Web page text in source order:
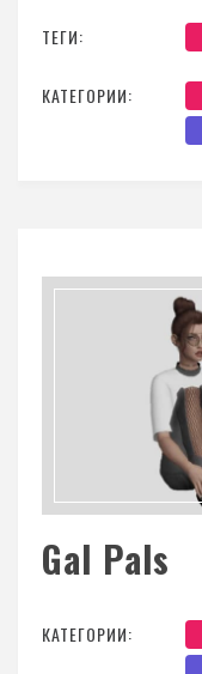
ТЕГИ:
КАТЕГОРИИ:
Gal Pals
КАТЕГОРИИ: